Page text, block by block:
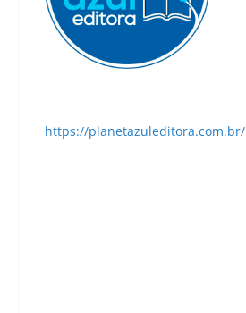
https://planetazuleditora.com.br/